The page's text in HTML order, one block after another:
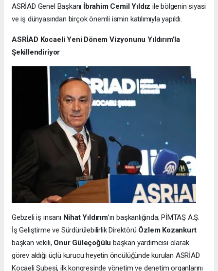
ASRİAD Genel Başkanı İbrahim Cemil Yıldız ile bölgenin siyasi
ve iş dünyasından birçok önemli ismin katılımıyla yapıldı.
ASRİAD Kocaeli Yeni Dönem Vizyonunu Yıldırım’la
Şekillendiriyor
Gebzeli iş insanı Nihat Yıldırım’ın başkanlığında; PİMTAŞ A.Ş.
İş Geliştirme ve Sürdürülebilirlik Direktörü Özlem Kozankurt
başkan vekili, Onur Güleçoğülu başkan yardımcısı olarak
görev aldığı üçlü kurucu heyetin öncülüğünde kurulan ASRİAD
Kocaeli Şubesi, ilk kongresinde yönetim ve denetim organlarını